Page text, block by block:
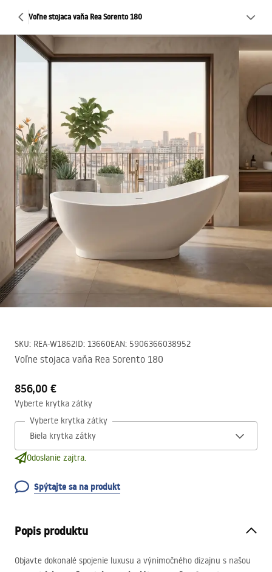
Voľne stojaca vaňa Rea Sorento 180
SKU: REA-W1862ID: 13660EAN: 5906366038952
Voľne stojaca vaňa Rea Sorento 180
856,00 €
Vyberte krytka zátky
Vyberte krytka zátky
Odoslanie zajtra.
Spýtajte sa na produkt
Popis produktu
Objavte dokonalé spojenie luxusu a výnimočného dizajnu s našou